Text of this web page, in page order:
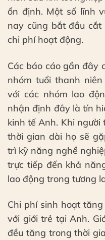
ổn định. Một số lĩnh
nay cũng bắt đầu
chi phí hoạt động.
Các báo cáo gần đây
nhóm tuổi thanh
với các nhóm lao
nhận định đây là tín
kinh tế Anh. Khi
thời gian dài họ sẽ
trì kỹ năng nghề
trực tiếp đến khả
lao động trong tương
Chi phí sinh hoạt
với giới trẻ tại Anh.
đều tăng trong thời